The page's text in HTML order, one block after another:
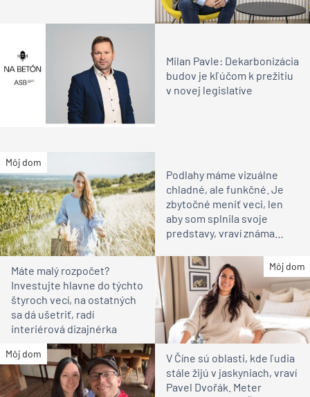
Milan Pavle: Dekarbonizácia
budov je kľúčom k prežitiu
v novej legislatíve
Môj dom
Podlahy máme vizuálne
chladné, ale funkčné. Je
zbytočné meniť veci, len
aby som splnila svoje
predstavy, vraví známa
Môj dom
Máte malý rozpočet?
Investujte hlavne do týchto
štyroch vecí, na ostatných
sa dá ušetriť, radí
interiérová dizajnérka
Môj dom
V Číne sú oblasti, kde ľudia
stále žijú v jaskyniach, vraví
Pavel Dvořák. Meter